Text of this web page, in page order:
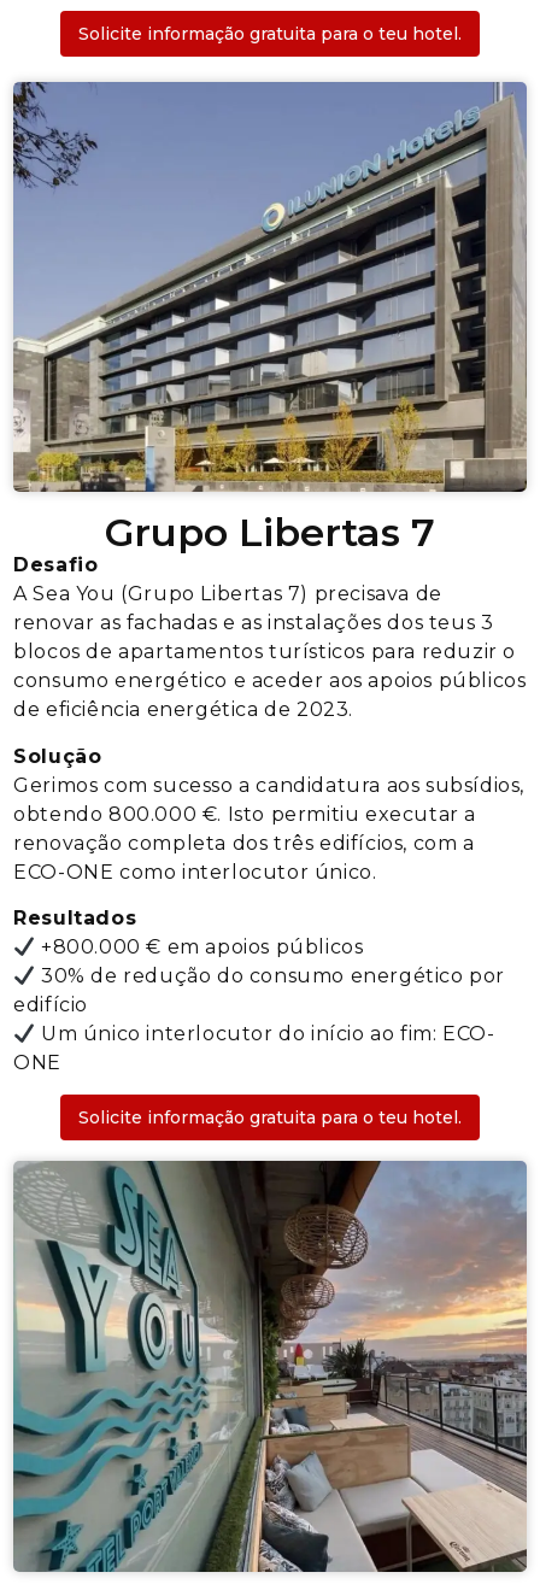
Solicite informação gratuita para o teu hotel.
Grupo Libertas 7
Desafio
A Sea You (Grupo Libertas 7) precisava de
renovar as fachadas e as instalações dos teus 3
blocos de apartamentos turísticos para reduzir o
consumo energético e aceder aos apoios públicos
de eficiência energética de 2023.
Solução
Gerimos com sucesso a candidatura aos subsídios,
obtendo 800.000 €. Isto permitiu executar a
renovação completa dos três edifícios, com a
ECO-ONE como interlocutor único.
Resultados
+800.000 € em apoios públicos
30% de redução do consumo energético por
edifício
Um único interlocutor do início ao fim: ECO-
ONE
Solicite informação gratuita para o teu hotel.